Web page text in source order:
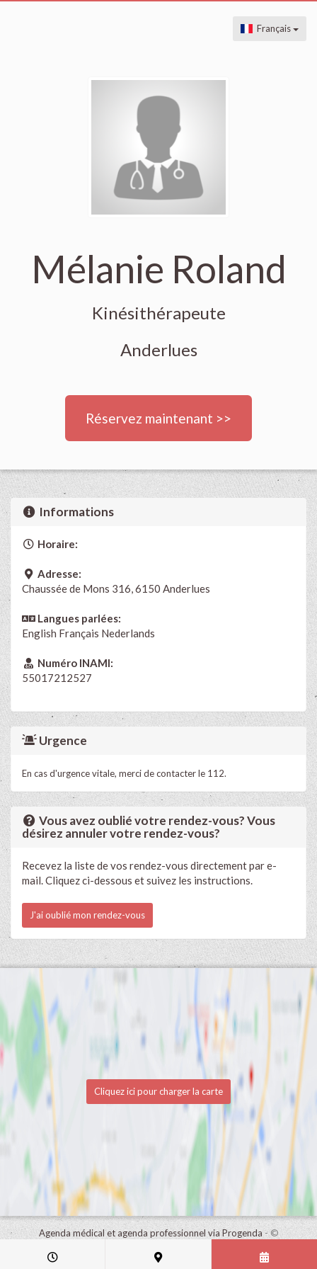
Français
Mélanie Roland
Kinésithérapeute
Anderlues
Réservez maintenant >>
Informations
Horaire:
Adresse:
Chaussée de Mons 316, 6150 Anderlues
Langues parlées:
English Français Nederlands
Numéro INAMI:
55017212527
Urgence
En cas d'urgence vitale, merci de contacter le 112.
Vous avez oublié votre rendez-vous? Vous
désirez annuler votre rendez-vous?
Recevez la liste de vos rendez-vous directement par e-
mail. Cliquez ci-dessous et suivez les instructions.
J'ai oublié mon rendez-vous
Cliquez ici pour charger la carte
Agenda médical et agenda professionnel via Progenda- ©
de ce cabinet